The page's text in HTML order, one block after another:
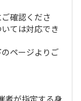
確認くださ
ては対応でき
ページよりご
者が指定する身